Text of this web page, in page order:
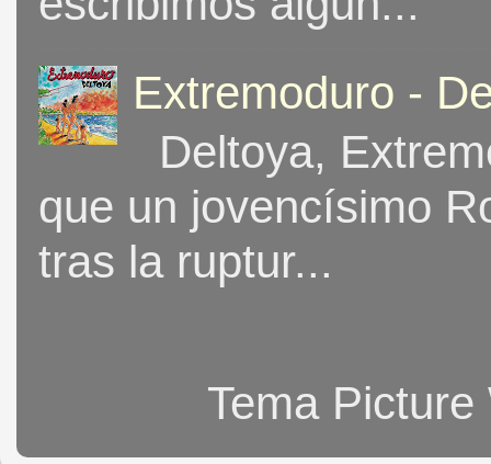
Extremoduro -
Deltoya,
que un jovencísimo
tras la ruptur...
Tema